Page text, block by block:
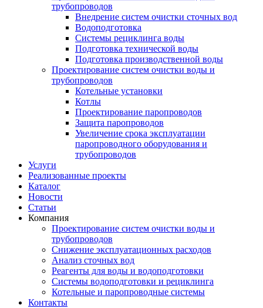
трубопроводов
Внедрение систем очистки сточных вод
Водоподготовка
Системы рециклинга воды
Подготовка технической воды
Подготовка производственной воды
Проектирование систем очистки воды и
трубопроводов
Котельные установки
Котлы
Проектирование паропроводов
Защита паропроводов
Увеличение срока эксплуатации
паропроводного оборудования и
трубопроводов
Услуги
Реализованные проекты
Каталог
Новости
Статьи
Компания
Проектирование систем очистки воды и
трубопроводов
Снижение эксплуатационных расходов
Анализ сточных вод
Реагенты для воды и водоподготовки
Системы водоподготовки и рециклинга
Котельные и паропроводные системы
Контакты